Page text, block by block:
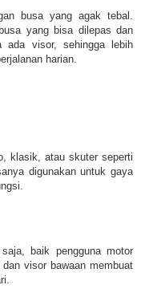
busa yang agak tebal.
yang bisa dilepas dan
ada visor, sehingga lebih
harian.
klasik, atau skuter seperti
digunakan untuk gaya
baik pengguna motor
visor bawaan membuat